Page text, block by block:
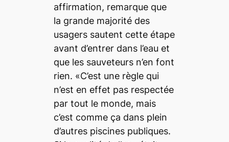
affirmation, remarque que
la grande majorité des
usagers sautent cette étape
avant d’entrer dans l’eau et
que les sauveteurs n’en font
rien. «C’est une règle qui
n’est en effet pas respectée
par tout le monde, mais
c’est comme ça dans plein
d’autres piscines publiques.